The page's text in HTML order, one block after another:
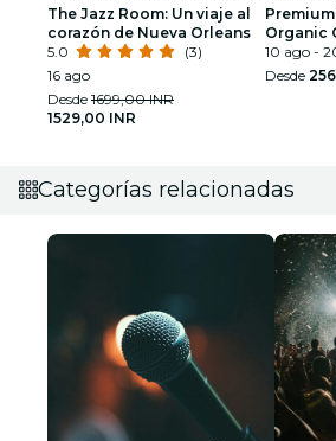
The Jazz Room: Un viaje al
corazón de Nueva Orleans
5.0
(3)
16 ago
Desde 1699,00 INR
1529,00 INR
Organic
vistazo a
10 ago -
Desde
Categorías relacionadas